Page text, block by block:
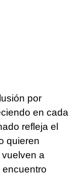
por
en cada
refleja el
quieren
a